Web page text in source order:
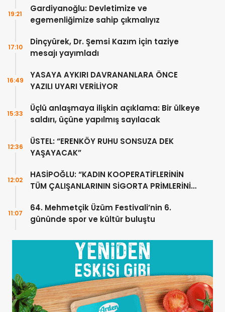
Gardiyanoğlu: Devletimize ve
egemenliğimize sahip çıkmalıyız
19:21
Dinçyürek, Dr. Şemsi Kazım için taziye
mesajı yayımladı
17:10
YASAYA AYKIRI DAVRANANLARA ÖNCE
YAZILI UYARI VERİLİYOR
16:49
Üçlü anlaşmaya ilişkin açıklama: Bir ülkeye
saldırı, üçüne yapılmış sayılacak
15:33
ÜSTEL: “ERENKÖY RUHU SONSUZA DEK
YAŞAYACAK”
12:36
HASİPOĞLU: “KADIN KOOPERATİFLERİNİN
TÜM ÇALIŞANLARININ SİGORTA PRİMLERİNİ
12:02
64. Mehmetçik Üzüm Festivali’nin 6.
gününde spor ve kültür buluştu
11:07